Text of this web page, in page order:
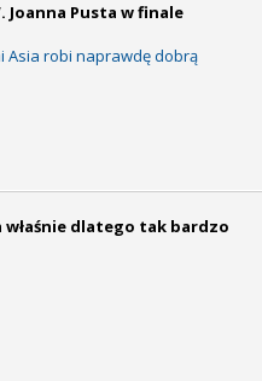
Joanna Pusta w finale
Asia robi naprawdę dobrą
właśnie dlatego tak bardzo